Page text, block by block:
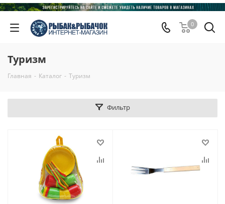
0
Туризм
Главная - Каталог - Туризм
Фильтр